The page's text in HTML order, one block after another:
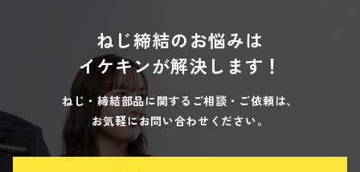
ねじ締結のお悩みは
イケキンが解決します！
ねじ・締結部品に関するご相談・ご依頼は、
お気軽にお問い合わせください。